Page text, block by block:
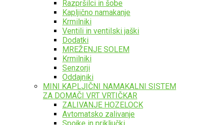
Razpršilci in šobe
Kapljično namakanje
Krmilniki
Ventili in ventilski jaški
Dodatki
MREŽENJE SOLEM
Krmilniki
Senzorji
Oddajniki
MINI KAPLJIČNI NAMAKALNI SISTEM
ZA DOMAČI VRT VRTIČKAR
ZALIVANJE HOZELOCK
Avtomatsko zalivanje